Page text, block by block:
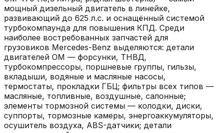
мощный дизельный двигатель в линейке,
развивающий до 625 л.с. и оснащённый системой
турбокомпаунда для повышения КПД. Среди
наиболее востребованных запчастей для
грузовиков Mercedes-Benz выделяются: детали
двигателей OM — форсунки, ТНВД,
турбокомпрессоры, поршневые группы, гильзы,
вкладыши, водяные и масляные насосы,
термостаты, прокладки ГБЦ; фильтры всех типов —
масляные, топливные, воздушные, салонные;
элементы тормозной системы — колодки, диски,
суппорты, тормозные камеры, энергоаккумуляторы,
осушитель воздуха, ABS-датчики; детали